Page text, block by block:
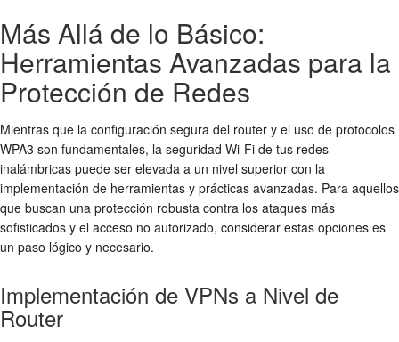
Más Allá de lo Básico:
Herramientas Avanzadas para la
Protección de Redes
Mientras que la configuración segura del router y el uso de protocolos
WPA3 son fundamentales, la seguridad Wi-Fi de tus redes
inalámbricas puede ser elevada a un nivel superior con la
implementación de herramientas y prácticas avanzadas. Para aquellos
que buscan una protección robusta contra los ataques más
sofisticados y el acceso no autorizado, considerar estas opciones es
un paso lógico y necesario.
Implementación de VPNs a Nivel de
Router